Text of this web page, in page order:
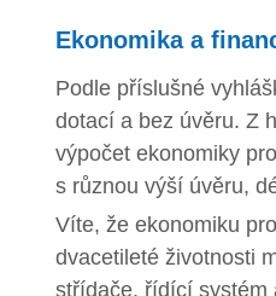
Ekonomika a
Podle příslušné
dotací a bez úvěru. Z
výpočet ekonomiky
s různou výší úvěru,
Víte, že ekonomiku
dvacetileté životnosti
střídače, řídící systém